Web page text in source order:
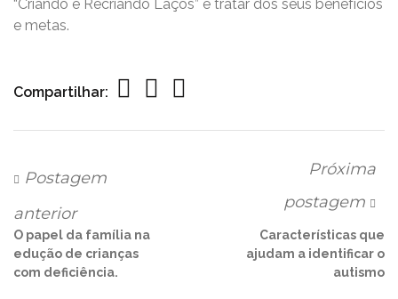
“Criando e Recriando Laços” e tratar dos seus benefícios
e metas.
Compartilhar:
Postagem
anterior
O papel da família na
edução de crianças
com deficiência.
Próxima
postagem
Características que
ajudam a identificar o
autismo